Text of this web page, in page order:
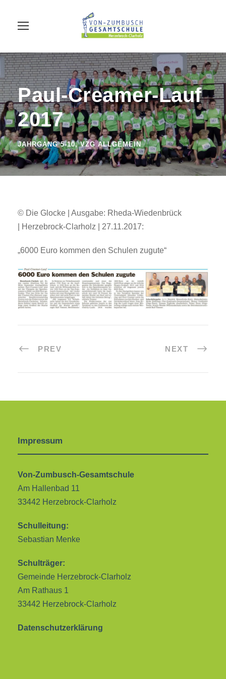
Paul-Creamer-Lauf
2017
JAHRGANG 5-10, VZG ALLGEMEIN
© Die Glocke | Ausgabe: Rheda-Wiedenbrück
| Herzebrock-Clarholz | 27.11.2017:
„6000 Euro kommen den Schulen zugute“
PREV NEXT
Impressum
Von-Zumbusch-Gesamtschule
Am Hallenbad 11
33442 Herzebrock-Clarholz
Schulleitung:
Sebastian Menke
Schulträger:
Gemeinde Herzebrock-Clarholz
Am Rathaus 1
33442 Herzebrock-Clarholz
Datenschutzerklärung